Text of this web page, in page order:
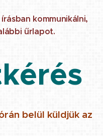
kommunikálni,
űrlapot.
belül küldjük az